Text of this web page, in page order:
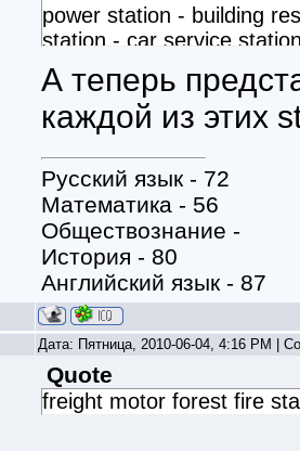
power station - building
station - car service
station - concrete deep
customs station -
underground railway
freight motor forest fire
station - generating
hydrometric station - lift
station - low-depth
station - lubricating
maintenance station -
nuclear power station -
car station - plastering
pumping station - radar
- reclamation station -
recycling pumping station
sewage pumping station -
А теперь
каждой из этих
Русский язык - 72
Математика - 56
Обществознание -
История - 80
Английский язык - 87
Дата: Пятница, 2010-06-04, 4:16 PM |
Quote
freight motor forest fire